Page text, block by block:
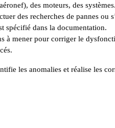
des moteurs, des systèmes.
des recherches de pannes ou
spécifié dans la documentation.
à mener pour corriger le
les anomalies et réalise les